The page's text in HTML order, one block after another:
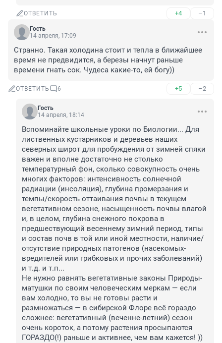
ОТВЕТИТЬ +4 –1
Гость
14 апреля, 17:09
Странно. Такая холодина стоит и тепла в ближайшее
время не предвидится, а березы начнут раньше
времени гнать сок. Чудеса какие-то, ей богу))
ОТВЕТИТЬ 6 +5 –2
Гость
14 апреля, 18:14
Вспоминайте школьные уроки по Биологии... Для
лиственных кустарников и деревьев наших
северных широт для пробуждения от зимней спяки
важен и вполне достаточно не столько
температурный фон, сколько совокупность очень
многих факторов: интенсивность солнечной
радиации (инсоляция), глубина промерзания и
темпы/скорость оттаивания почвы в текущем
вегетативном сезоне, насыщенность почвы влагой
и, в целом, глубина снежного покрова в
предшествующий весеннему зимний период, типы
и состав почв в той или иной местности, наличие/
отсутствие природных патогенов (насекомых-
вредителей или грибковых и прочих заболеваний)
и т.д. и т.п...
Не нужно равнять вегетативные законы Природы-
матушки по своим человеческим меркам — если
вам холодно, то вы не готовы расти и
размножаться — в сибирской Флоре всё гораздо
сложнее: вегетативный (веченне-летний) сезон
очень короток, а потому растения просыпаются
ГОРАЗДО(!) раньше и активнее, чем вам кажется! ))